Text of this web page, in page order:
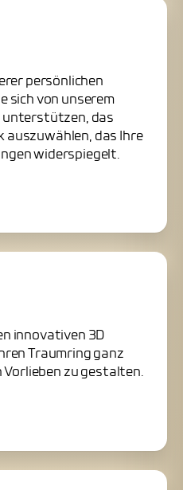
persönlichen
sich von unserem
unterstützen, das
auszuwählen, das Ihre
widerspiegelt.
innovativen 3D
Traumring ganz
Vorlieben zu gestalten.